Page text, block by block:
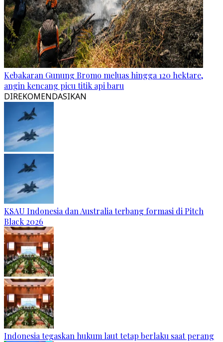
Kebakaran Gunung Bromo meluas hingga 120 hektare,
angin kencang picu titik api baru
DIREKOMENDASIKAN
KSAU Indonesia dan Australia terbang formasi di Pitch
Black 2026
Indonesia tegaskan hukum laut tetap berlaku saat perang